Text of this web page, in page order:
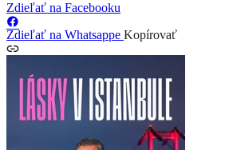
Zdieľať na Facebooku
Zdieľať na Whatsappe Kopírovať